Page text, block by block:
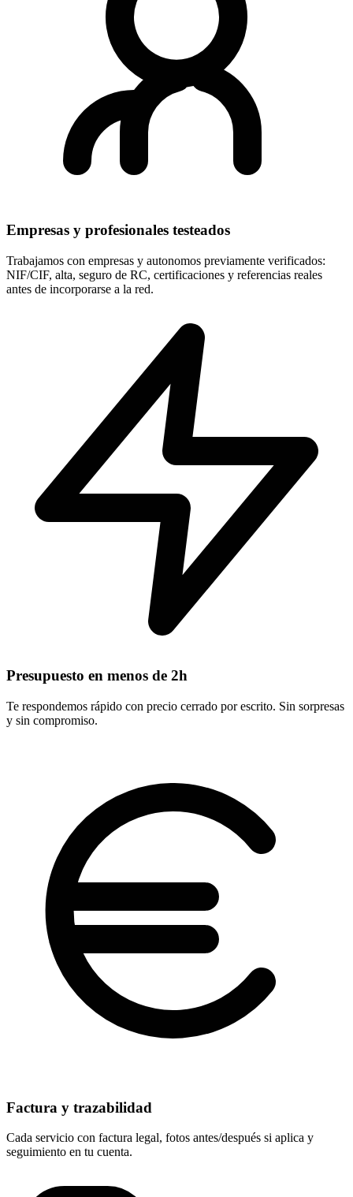
Empresas y profesionales testeados
Trabajamos con empresas y autonomos previamente verificados:
NIF/CIF, alta, seguro de RC, certificaciones y referencias reales
antes de incorporarse a la red.
Presupuesto en menos de 2h
Te respondemos rápido con precio cerrado por escrito. Sin sorpresas
y sin compromiso.
Factura y trazabilidad
Cada servicio con factura legal, fotos antes/después si aplica y
seguimiento en tu cuenta.